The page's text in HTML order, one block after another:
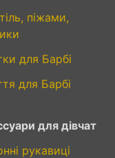
піжами,
для Барбі
для Барбі
для дівчат
рукавиці